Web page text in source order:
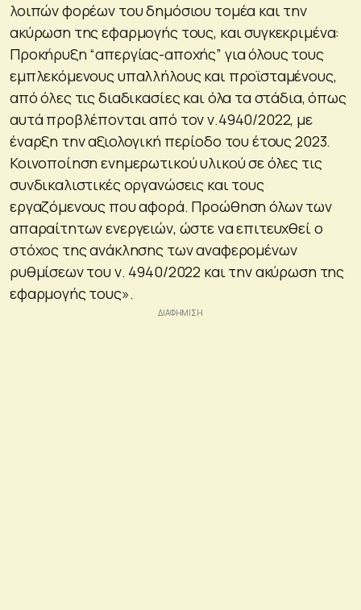
λοιπών φορέων του δημόσιου τομέα και την
ακύρωση της εφαρμογής τους, και συγκεκριμένα:
Προκήρυξη “απεργίας-αποχής” για όλους τους
εμπλεκόμενους υπαλλήλους και προϊσταμένους,
από όλες τις διαδικασίες και όλα τα στάδια, όπως
αυτά προβλέπονται από τον ν.4940/2022, με
έναρξη την αξιολογική περίοδο του έτους 2023.
Κοινοποίηση ενημερωτικού υλικού σε όλες τις
συνδικαλιστικές οργανώσεις και τους
εργαζόμενους που αφορά. Προώθηση όλων των
απαραίτητων ενεργειών, ώστε να επιτευχθεί ο
στόχος της ανάκλησης των αναφερομένων
ρυθμίσεων του ν. 4940/2022 και την ακύρωση της
εφαρμογής τους».